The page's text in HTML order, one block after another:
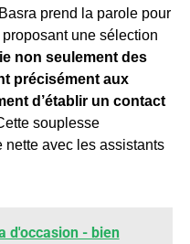
prend la parole pour
une sélection
non seulement des
précisément aux
d’établir un contact
souplesse
nette avec les assistants
d'occasion - bien